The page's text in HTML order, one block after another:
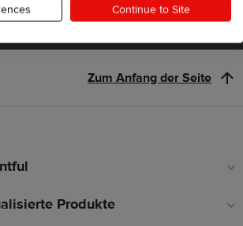
Zum Anfang der Seite
Produkte
Continue to Site